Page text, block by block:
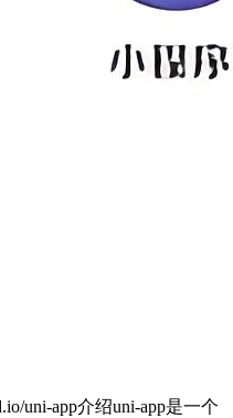
uni-app介绍uni-app是一个